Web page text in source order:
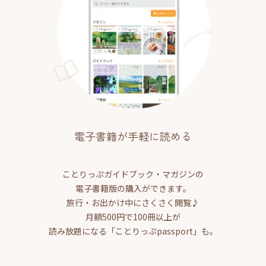
電子書籍が手軽に読める
ことりっぷガイドブック・マガジンの
電子書籍版の購入ができます。
旅行・お出かけ中にさくさく閲覧♪
月額500円で100冊以上が
読み放題になる「ことりっぷpassport」も。